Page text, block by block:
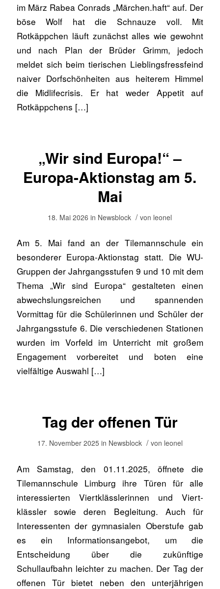
im März Rabea Conrads „Märchen.haft“ auf. Der
böse Wolf hat die Schnauze voll. Mit
Rotkäppchen läuft zunächst alles wie gewohnt
und nach Plan der Brüder Grimm, jedoch
meldet sich beim tierischen Lieblingsfressfeind
naiver Dorfschönheiten aus heiterem Himmel
die Midlifecrisis. Er hat weder Appetit auf
Rotkäppchens […]
„Wir sind Europa!“ –
Europa-Aktionstag am 5.
Mai
18. Mai 2026 in Newsblock / von leonel
Am 5. Mai fand an der Tilemannschule ein
besonderer Europa-Aktionstag statt. Die WU-
Gruppen der Jahrgangsstufen 9 und 10 mit dem
Thema „Wir sind Europa“ gestalteten einen
abwechslungsreichen und spannenden
Vormittag für die Schülerinnen und Schüler der
Jahrgangsstufe 6. Die verschiedenen Stationen
wurden im Vorfeld im Unterricht mit großem
Engagement vorbereitet und boten eine
vielfältige Auswahl […]
Tag der offenen Tür
17. November 2025 in Newsblock / von leonel
Am Samstag, den 01.11.2025, öffnete die
Tilemannschule Limburg ihre Türen für alle
interessierten Viert­klässlerinnen und Viert­
klässler sowie deren Begleitung. Auch für
Interessenten der gymnasialen Oberstufe gab
es ein Informationsangebot, um die
Entscheidung über die zukünftige
Schullaufbahn leichter zu machen. Der Tag der
offenen Tür bietet neben den unterjährigen